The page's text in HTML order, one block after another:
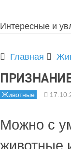
Интересные и
Главная
Животные
Можно с
животные